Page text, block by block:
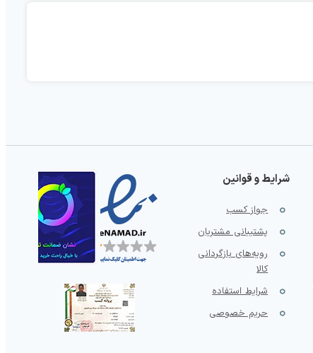
شرایط و قوانین
جواز کسب
پشتیبانی مشتریان
رویه‌های بازگردانی
کالا
شرایط استفاده
حریم خصوصی